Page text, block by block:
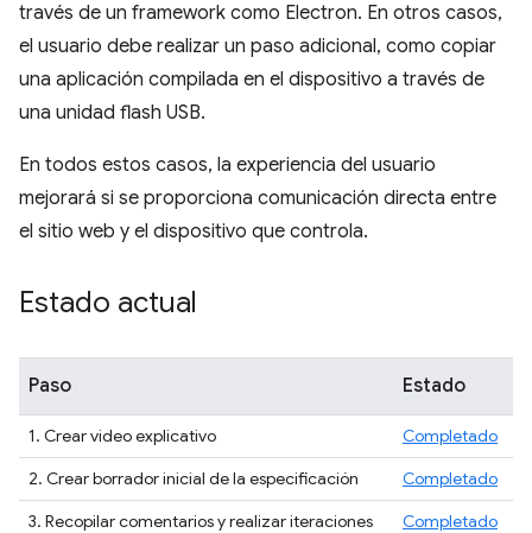
través de un framework como Electron. En otros casos,
el usuario debe realizar un paso adicional, como copiar
una aplicación compilada en el dispositivo a través de
una unidad flash USB.
En todos estos casos, la experiencia del usuario
mejorará si se proporciona comunicación directa entre
el sitio web y el dispositivo que controla.
Estado actual
Paso Estado
1. Crear video explicativo
Completado
2. Crear borrador inicial de la especificación
Completado
3. Recopilar comentarios y realizar iteraciones
Completado